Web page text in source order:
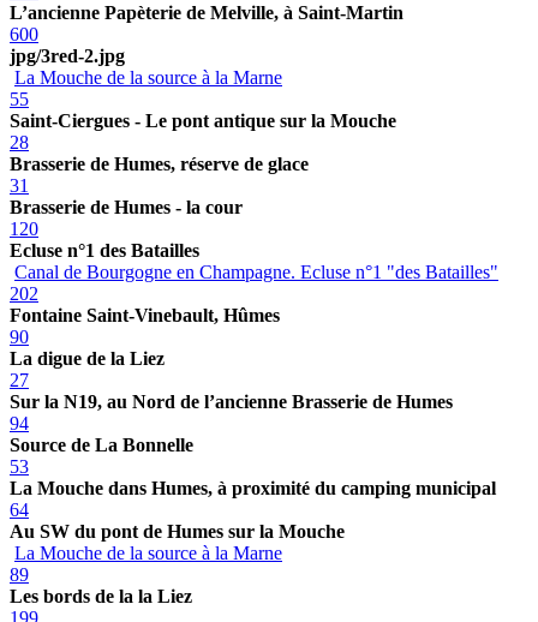
L’ancienne Papèterie de Melville, à Saint-Martin
600
jpg/3red-2.jpg
La Mouche de la source à la Marne
55
Saint-Ciergues - Le pont antique sur la Mouche
28
Brasserie de Humes, réserve de glace
31
Brasserie de Humes - la cour
120
Ecluse n°1 des Batailles
Canal de Bourgogne en Champagne. Ecluse n°1 "des Batailles"
202
Fontaine Saint-Vinebault, Hûmes
90
La digue de la Liez
27
Sur la N19, au Nord de l’ancienne Brasserie de Humes
94
Source de La Bonnelle
53
La Mouche dans Humes, à proximité du camping municipal
64
Au SW du pont de Humes sur la Mouche
La Mouche de la source à la Marne
89
Les bords de la la Liez
199